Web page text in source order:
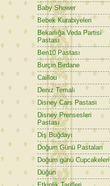
Baby Shower
Bebek Kurabiyeleri
Bekarlığa Veda Partisi
Pastası
Ben10 Pastası
Burçin Birdane
Caillou
Deniz Temalı
Disney Cars Pastası
Disney Prensesleri
Pastası
Diş Buğdayı
Doğum Günü Pastaları
Doğum günü Cupcakeleri
Düğün